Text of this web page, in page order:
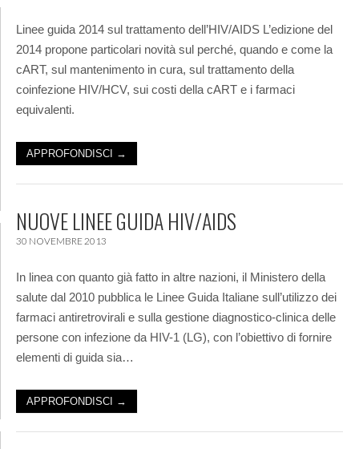
Linee guida 2014 sul trattamento dell’HIV/AIDS L’edizione del
2014 propone particolari novità sul perché, quando e come la
cART, sul mantenimento in cura, sul trattamento della
coinfezione HIV/HCV, sui costi della cART e i farmaci
equivalenti.
APPROFONDISCI →
NUOVE LINEE GUIDA HIV/AIDS
30 NOVEMBRE 2013
In linea con quanto già fatto in altre nazioni, il Ministero della
salute dal 2010 pubblica le Linee Guida Italiane sull’utilizzo dei
farmaci antiretrovirali e sulla gestione diagnostico-clinica delle
persone con infezione da HIV-1 (LG), con l’obiettivo di fornire
elementi di guida sia…
APPROFONDISCI →